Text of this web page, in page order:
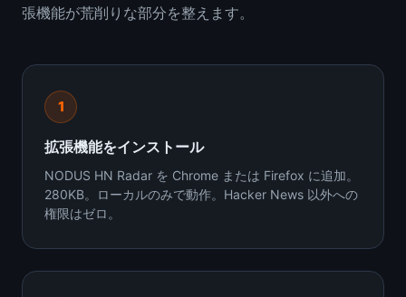
張機能が荒削りな部分を整えます。
1
拡張機能をインストール
NODUS HN Radar を Chrome または Firefox に追加。
280KB。ローカルのみで動作。Hacker News 以外への
権限はゼロ。